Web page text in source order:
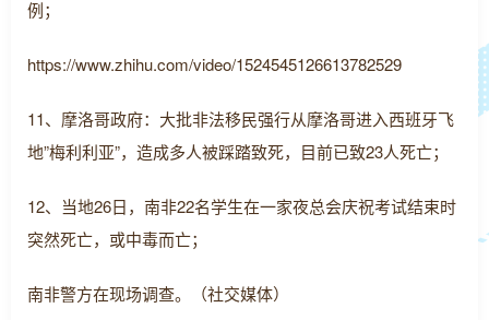
例；
https://www.zhihu.com/video/1524545126613782529
11、摩洛哥政府：大批非法移民强行从摩洛哥进入西班牙飞
地”梅利利亚”，造成多人被踩踏致死，目前已致23人死亡；
12、当地26日，南非22名学生在一家夜总会庆祝考试结束时
突然死亡，或中毒而亡；
南非警方在现场调查。（社交媒体）